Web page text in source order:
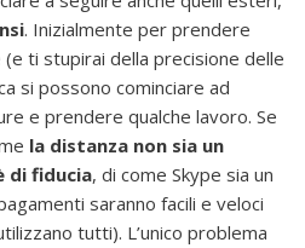
. Inizialmente per prendere
ti stupirai della precisione delle
si possono cominciare ad
e prendere qualche lavoro. Se
la distanza non sia un
di fiducia, di come Skype sia un
saranno facili e veloci
tutti). L’unico problema